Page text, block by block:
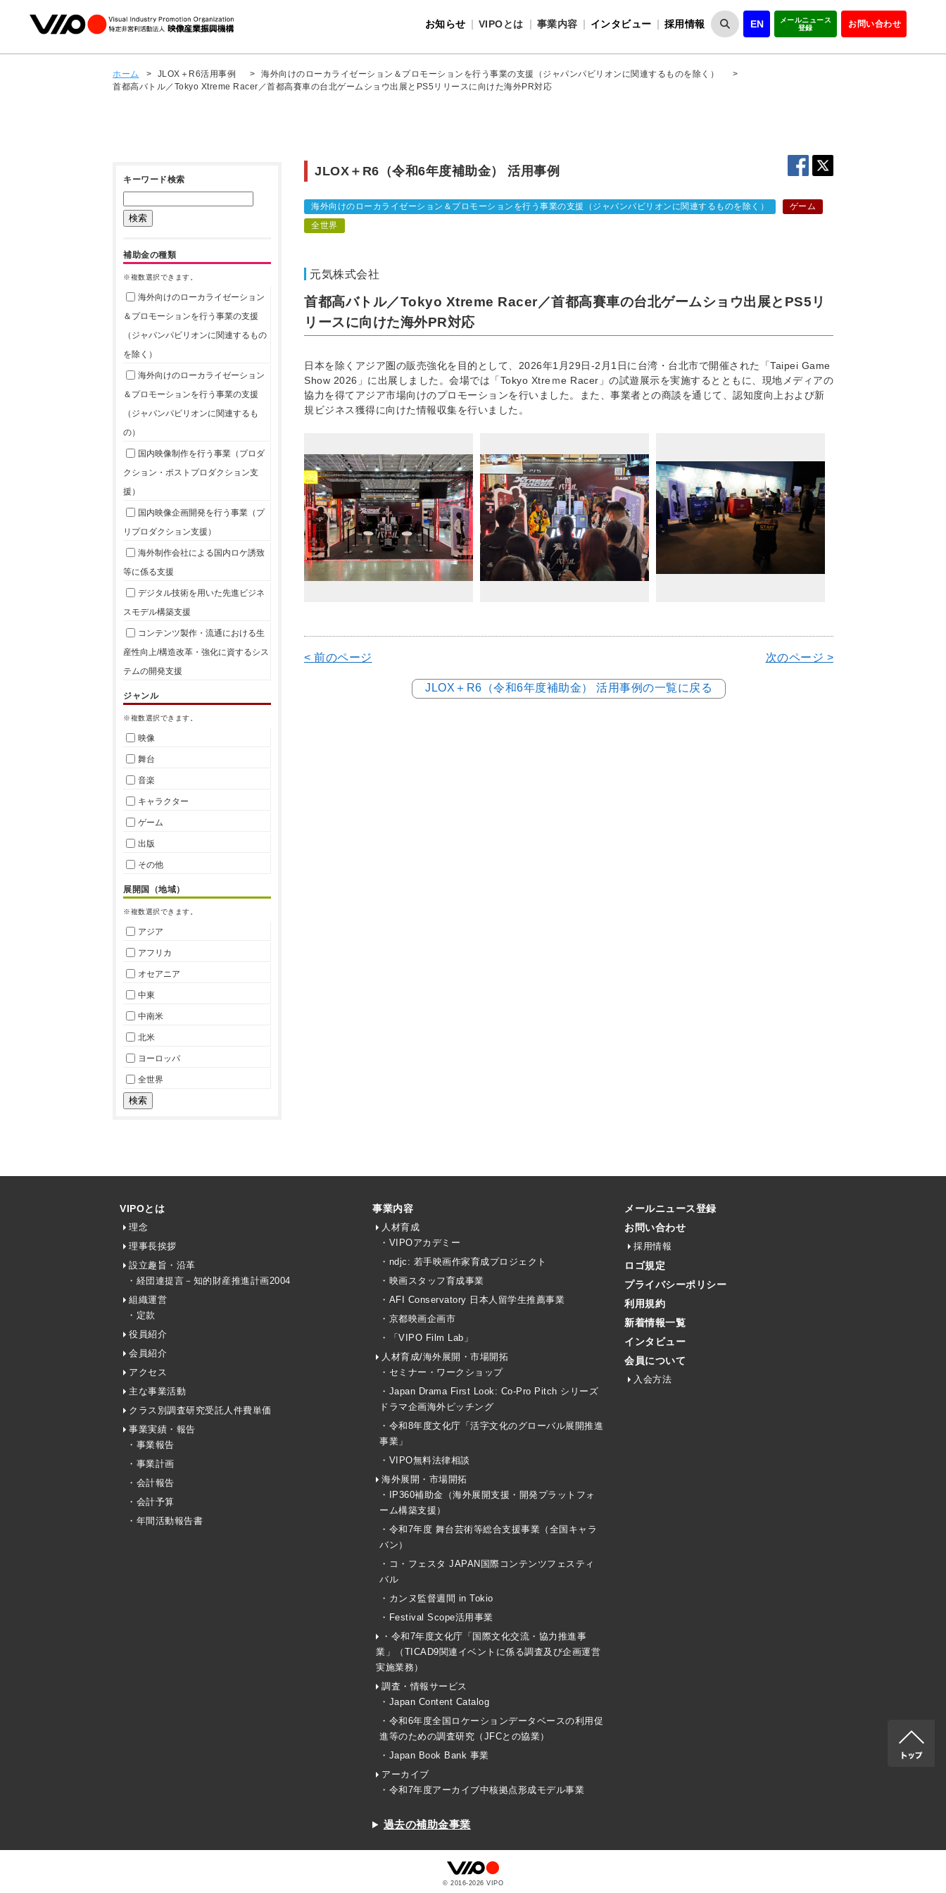
お知らせ VIPOとは
VIPOとは
事業内容
インタビュー 採用情報 EN
メールニュース
登録
お問い合わせ
ホーム > JLOX＋R6活用事例 > 海外向けのローカライゼーション＆プロモーションを行う事業の支援（ジャパンパビリオンに関連するものを除く）
>
首都高バトル／Tokyo Xtreme Racer／首都高賽車の台北ゲームショウ出展とPS5リリースに向けた海外PR対応
JLOX＋R6（令和6年度補助金） 活用事例
海外向けのローカライゼーション＆プロモーションを行う事業の支援（ジャパンパビリオンに関連するものを除く）
ゲーム
全世界
元気株式会社
首都高バトル／Tokyo Xtreme Racer／首都高賽車の台北ゲームショウ出展とPS5リ
リースに向けた海外PR対応
日本を除くアジア圏の販売強化を目的として、2026年1月29日-2月1日に台湾・台北市で開催された「Taipei Game
Show 2026」に出展しました。会場では「Tokyo Xtreｍe Racer」の試遊展示を実施するとともに、現地メディアの
協力を得てアジア市場向けのプロモーションを行いました。また、事業者との商談を通じて、認知度向上および新
規ビジネス獲得に向けた情報収集を行いました。
< 前のページ 次のページ >
JLOX＋R6（令和6年度補助金） 活用事例の一覧に戻る
キーワード検索
補助金の種類
※複数選択できます。
海外向けのローカライゼーション
＆プロモーションを行う事業の支援
（ジャパンパビリオンに関連するもの
を除く）
海外向けのローカライゼーション
＆プロモーションを行う事業の支援
（ジャパンパビリオンに関連するも
の）
国内映像制作を行う事業（プロダ
クション・ポストプロダクション支
援）
国内映像企画開発を行う事業（プ
リプロダクション支援）
海外制作会社による国内ロケ誘致
等に係る支援
デジタル技術を用いた先進ビジネ
スモデル構築支援
コンテンツ製作・流通における生
産性向上/構造改革・強化に資するシス
テムの開発支援
ジャンル
※複数選択できます。
映像
舞台
音楽
キャラクター
ゲーム
出版
その他
展開国（地域）
※複数選択できます。
アジア
アフリカ
オセアニア
中東
中南米
北米
ヨーロッパ
全世界
VIPOとは
理念
理事長挨拶
設立趣旨・沿革
・経団連提言－知的財産推進計画2004
組織運営
・定款
役員紹介
会員紹介
アクセス
主な事業活動
クラス別調査研究受託人件費単価
事業実績・報告
・事業報告
・事業計画
・会計報告
・会計予算
・年間活動報告書
事業内容
人材育成
・VIPOアカデミー
・ndjc: 若手映画作家育成プロジェクト
・映画スタッフ育成事業
・AFI Conservatory 日本人留学生推薦事業
・京都映画企画市
・「VIPO Film Lab」
人材育成/海外展開・市場開拓
・セミナー・ワークショップ
・Japan Drama First Look: Co-Pro Pitch シリーズ
ドラマ企画海外ピッチング
・令和8年度文化庁「活字文化のグローバル展開推進
事業」
・VIPO無料法律相談
海外展開・市場開拓
・IP360補助金（海外展開支援・開発プラットフォ
ーム構築支援）
・令和7年度 舞台芸術等総合支援事業（全国キャラ
バン）
・コ・フェスタ JAPAN国際コンテンツフェスティ
バル
・カンヌ監督週間 in Tokio
・Festival Scope活用事業
・令和7年度文化庁「国際文化交流・協力推進事
業」（TICAD9関連イベントに係る調査及び企画運営
実施業務）
調査・情報サービス
・Japan Content Catalog
・令和6年度全国ロケーションデータベースの利用促
進等のための調査研究（JFCとの協業）
・Japan Book Bank 事業
アーカイブ
・令和7年度アーカイブ中核拠点形成モデル事業
過去の補助金事業
メールニュース登録
お問い合わせ
採用情報
ロゴ規定
プライバシーポリシー
利用規約
新着情報一覧
インタビュー
会員について
入会方法
© 2016-2026 VIPO